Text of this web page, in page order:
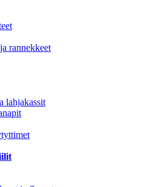
rannekkeet
lahjakassit